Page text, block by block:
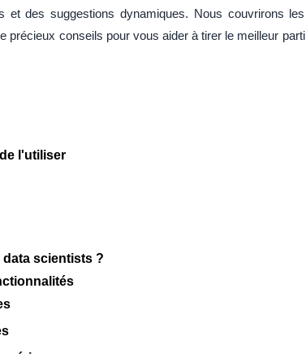
et des suggestions dynamiques. Nous couvrirons les
précieux conseils pour vous aider à tirer le meilleur parti
l'utiliser
scientists ?